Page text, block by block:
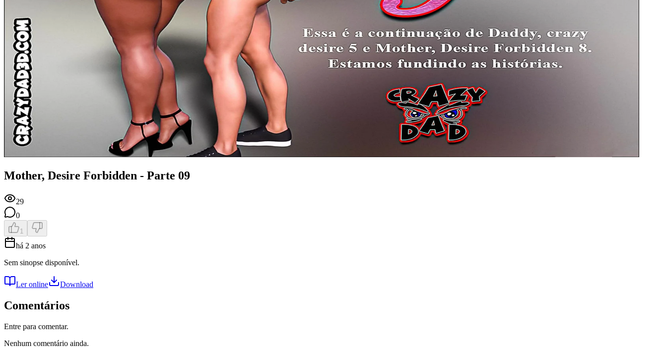
Mother, Desire Forbidden - Parte 09
29
0
1
há 2 anos
Sem sinopse disponível.
Ler online Download
Comentários
Entre para comentar.
Nenhum comentário ainda.